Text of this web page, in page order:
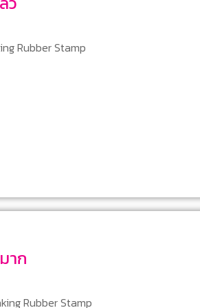
Rubber Stamp
าก
Rubber Stamp